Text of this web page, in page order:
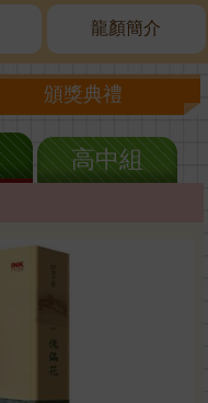
龍顏簡介
頒獎典禮
高中組